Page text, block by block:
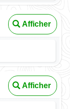
Afficher
Afficher